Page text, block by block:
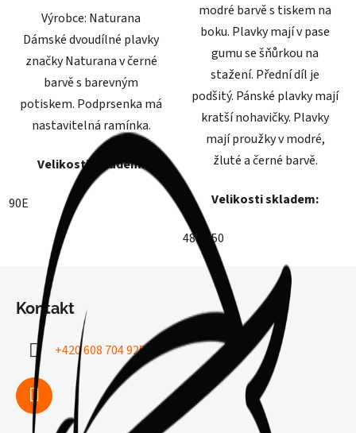
Výrobce: Naturana
Dámské dvoudílné plavky
značky Naturana v černé
barvě s barevným
potiskem. Podprsenka má
nastavitelná ramínka.
Velikosti skladem:
90E
modré barvě s tiskem na
boku. Plavky mají v pase
gumu se šňůrkou na
stažení. Přední díl je
podšitý. Pánské plavky mají
kratší nohavičky. Plavky
mají proužky v modré,
žluté a černé barvě.
Velikosti skladem:
48 50
Kontakt
+420 608 704 925